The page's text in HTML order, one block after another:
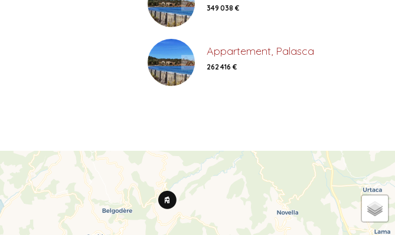
349 038 €
Appartement, Palasca
262 416 €